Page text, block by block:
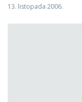
13. listopada 2006.